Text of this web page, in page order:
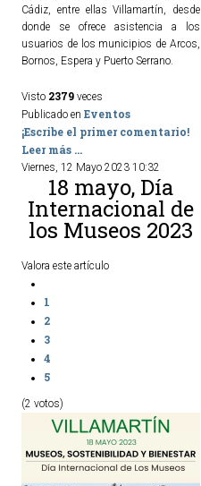
Cádiz, entre ellas Villamartín, desde
donde se ofrece asistencia a los
usuarios de los municipios de Arcos,
Bornos, Espera y Puerto Serrano.
Visto 2379 veces
Publicado en Eventos
¡Escribe el primer comentario!
Leer más ...
Viernes, 12 Mayo 2023 10:32
18 mayo, Día
Internacional de
los Museos 2023
Valora este artículo
1
2
3
4
5
(2 votos)